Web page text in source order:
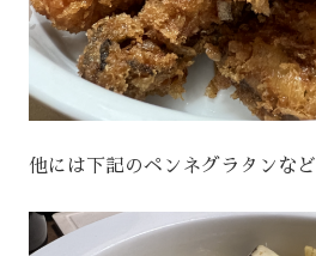
他には下記のペンネグラタンなど